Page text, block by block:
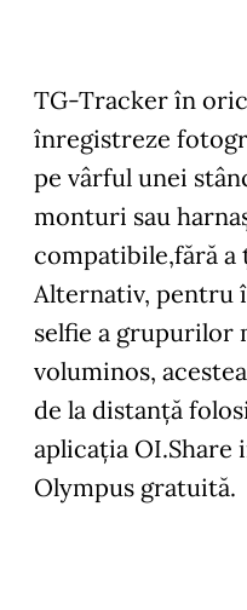
TG-Tracker în
înregistreze
pe vârful unei
monturi sau
compatibile,fără a
Alternativ, pentru
selfie a grupurilor
voluminos,
de la distanţă
aplicaţia OI.Share
Olympus gratuită.